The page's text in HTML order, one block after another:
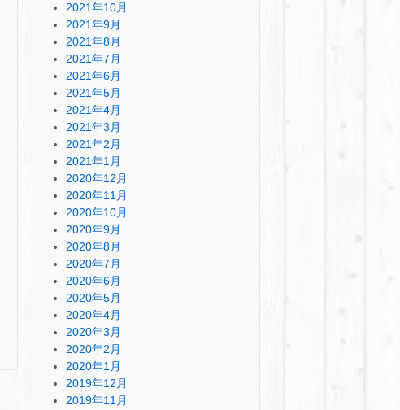
2021年10月
2021年9月
2021年8月
2021年7月
2021年6月
2021年5月
2021年4月
2021年3月
2021年2月
2021年1月
2020年12月
2020年11月
2020年10月
2020年9月
2020年8月
2020年7月
2020年6月
2020年5月
2020年4月
2020年3月
2020年2月
2020年1月
2019年12月
2019年11月